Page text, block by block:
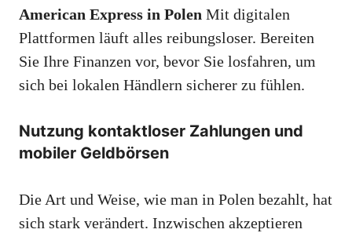
American Express in Polen Mit digitalen
Plattformen läuft alles reibungsloser. Bereiten
Sie Ihre Finanzen vor, bevor Sie losfahren, um
sich bei lokalen Händlern sicherer zu fühlen.
Nutzung kontaktloser Zahlungen und
mobiler Geldbörsen
Die Art und Weise, wie man in Polen bezahlt, hat
sich stark verändert. Inzwischen akzeptieren